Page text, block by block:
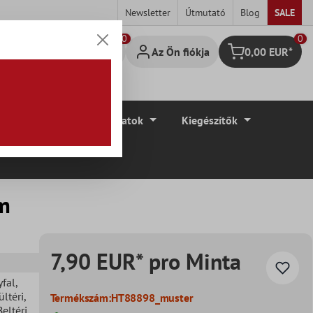
Newsletter Útmutató Blog SALE
Az Ön fiókja Bevásárló kosár
0
0,00 EUR*
Padlóburkolatok Kiegészítők
,
,
7,90 EUR* pro Minta
Termékszám:HT88898_muster